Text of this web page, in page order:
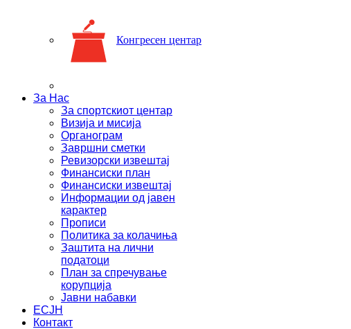
Конгресен центар
За Нас
За спортскиот центар
Визија и мисија
Органограм
Завршни сметки
Ревизорски извештај
Финансиски план
Финансиски извештај
Информации од јавен
карактер
Прописи
Политика за колачиња
Заштита на лични
податоци
План за спречување
корупција
Јавни набавки
ЕСЈН
Контакт